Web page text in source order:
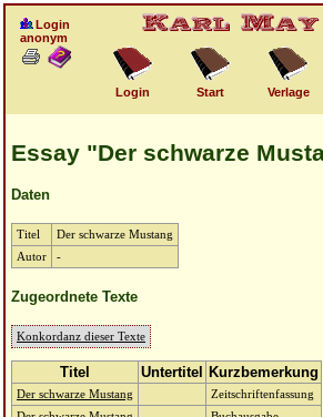
Login
anonym
Login Start Verlage
Essay "Der schwarze
Daten
Titel
Der schwarze Mustang
Autor
-
Zugeordnete Texte
Konkordanz dieser Texte
Titel Untertitel Kurzbemerkung
Der schwarze Mustang
Zeitschriftenfassung